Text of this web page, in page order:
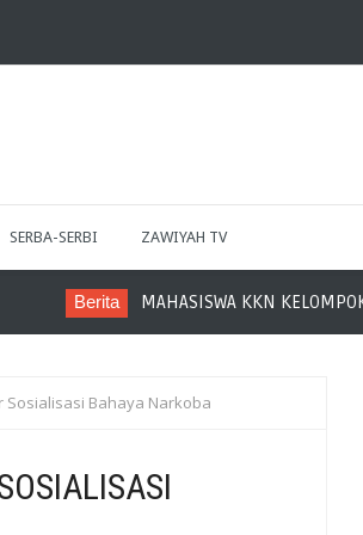
SERBA-SERBI ZAWIYAH TV
MAHASISWA KKN KELOMPOK 13 IKUT
Sosialisasi Bahaya Narkoba